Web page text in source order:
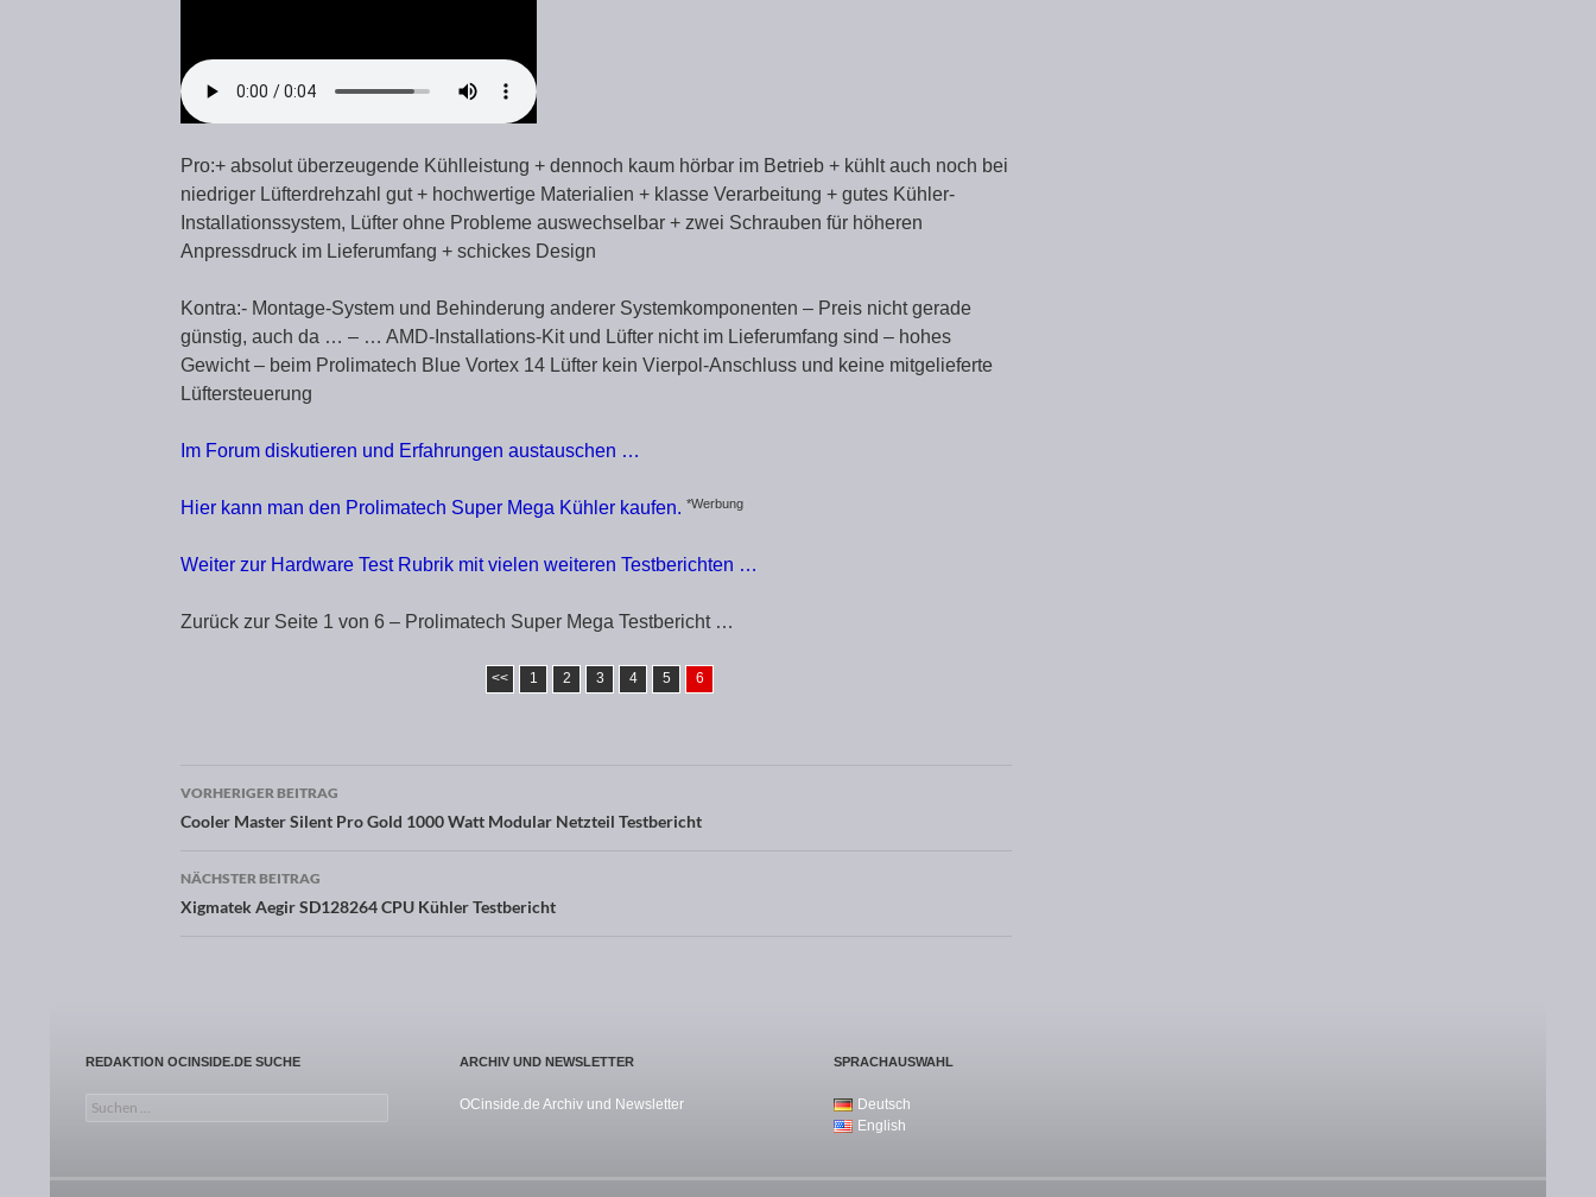
Pro:+ absolut überzeugende Kühlleistung + dennoch kaum hörbar im Betrieb + kühlt auch noch bei
niedriger Lüfterdrehzahl gut + hochwertige Materialien + klasse Verarbeitung + gutes Kühler-
Installationssystem, Lüfter ohne Probleme auswechselbar + zwei Schrauben für höheren
Anpressdruck im Lieferumfang + schickes Design
Kontra:- Montage-System und Behinderung anderer Systemkomponenten – Preis nicht gerade
günstig, auch da … – … AMD-Installations-Kit und Lüfter nicht im Lieferumfang sind – hohes
Gewicht – beim Prolimatech Blue Vortex 14 Lüfter kein Vierpol-Anschluss und keine mitgelieferte
Lüftersteuerung
Im Forum diskutieren und Erfahrungen austauschen …
Hier kann man den Prolimatech Super Mega Kühler kaufen. *Werbung
Weiter zur Hardware Test Rubrik mit vielen weiteren Testberichten …
Zurück zur Seite 1 von 6 – Prolimatech Super Mega Testbericht …
<< 1 2 3 4 5 6
Beitragsnavigation
VORHERIGER BEITRAG
Cooler Master Silent Pro Gold 1000 Watt Modular Netzteil Testbericht
NÄCHSTER BEITRAG
Xigmatek Aegir SD128264 CPU Kühler Testbericht
REDAKTION OCINSIDE.DE SUCHE
Suchen nach:
ARCHIV UND NEWSLETTER
OCinside.de Archiv und Newsletter
SPRACHAUSWAHL
Deutsch
English